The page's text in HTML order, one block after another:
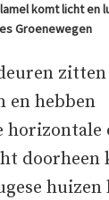
komt licht en
Groenewegen
en hebben
horizontale
doorheen
huizen